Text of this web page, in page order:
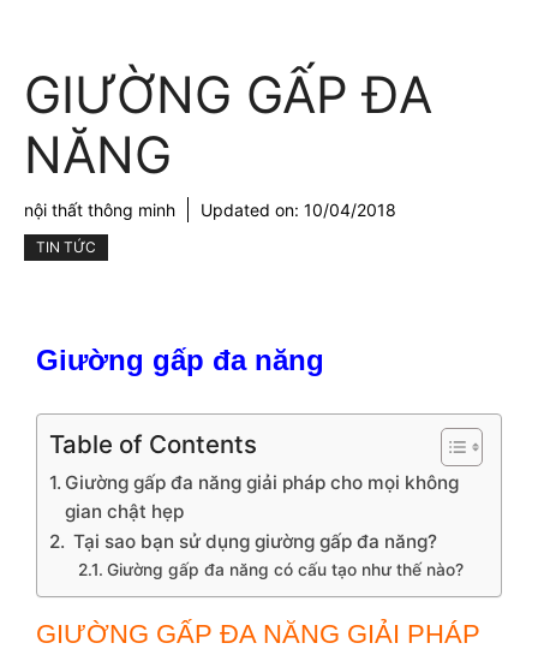
GIƯỜNG GẤP ĐA
NĂNG
nội thất thông minh Updated on: 10/04/2018
TIN TỨC
Giường gấp đa năng
Table of Contents
Giường gấp đa năng giải pháp cho mọi không
gian chật hẹp
Tại sao bạn sử dụng giường gấp đa năng?
Giường gấp đa năng có cấu tạo như thế nào?
GIƯỜNG GẤP ĐA NĂNG GIẢI PHÁP